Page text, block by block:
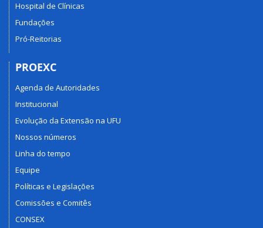
Hospital de Clínicas
Fundações
Pró-Reitorias
PROEXC
Agenda de Autoridades
Institucional
Evolução da Extensão na UFU
Nossos números
Linha do tempo
Equipe
Políticas e Legislações
Comissões e Comitês
CONSEX